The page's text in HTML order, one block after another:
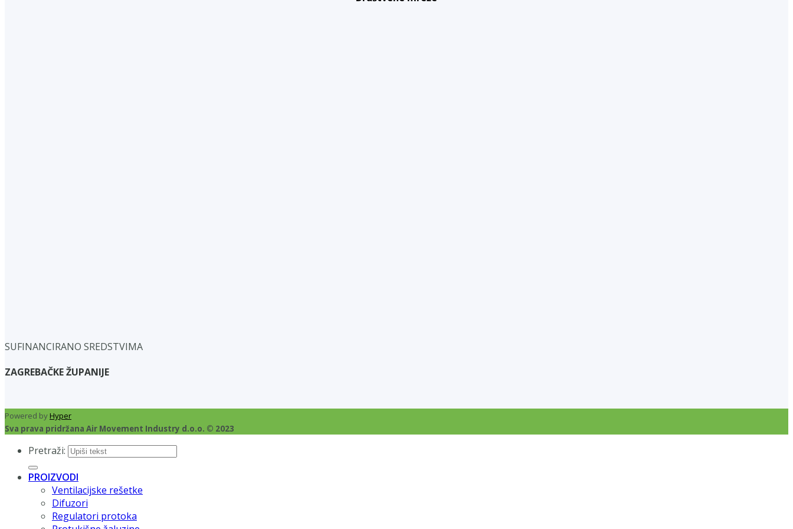
SUFINANCIRANO SREDSTVIMA
ZAGREBAČKE ŽUPANIJE
Powered byHyper
Sva prava pridržana Air Movement Industry d.o.o. © 2023
Pretraži:
PROIZVODI
Ventilacijske rešetke
Difuzori
Regulatori protoka